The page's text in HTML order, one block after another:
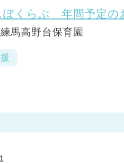
ぼくらぶ 年間予定の
馬高野台保育園